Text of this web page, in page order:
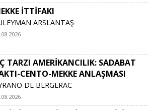
İTTİFAKI
ARSLANTAŞ
TARZI AMERİKANCILIK: SADABAT
CENTO-MEKKE ANLAŞMASI
DE BERGERAC